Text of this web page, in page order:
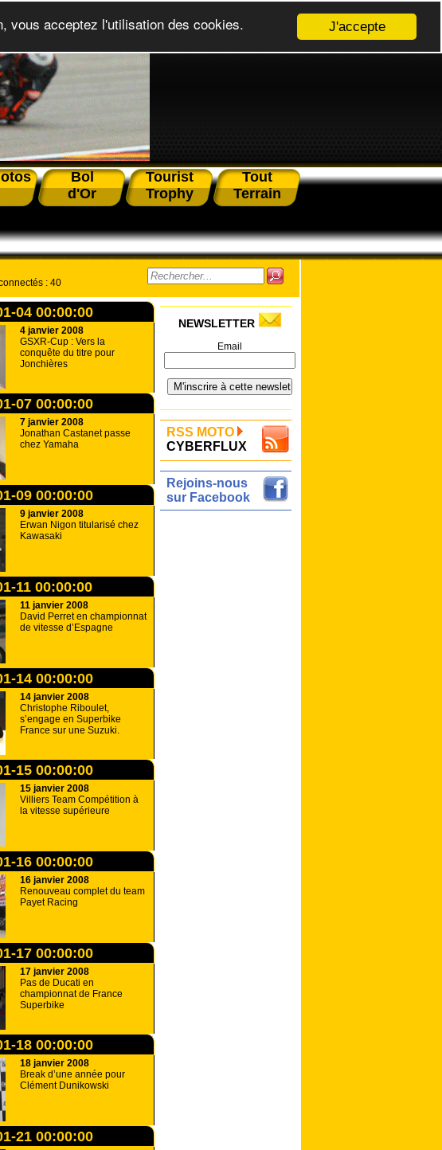
Bol
d'Or
Tourist
Trophy
Tout
Terrain
: 40
04 00:00:00
4 janvier 2008
GSXR-Cup : Vers la
conquête du titre pour
Jonchières
07 00:00:00
7 janvier 2008
Jonathan Castanet passe
chez Yamaha
09 00:00:00
9 janvier 2008
Erwan Nigon titularisé chez
Kawasaki
11 00:00:00
11 janvier 2008
David Perret en championnat
de vitesse d’Espagne
14 00:00:00
14 janvier 2008
Christophe Riboulet,
s’engage en Superbike
France sur une Suzuki.
15 00:00:00
15 janvier 2008
Villiers Team Compétition à
la vitesse supérieure
16 00:00:00
16 janvier 2008
Renouveau complet du team
Payet Racing
17 00:00:00
17 janvier 2008
Pas de Ducati en
championnat de France
Superbike
18 00:00:00
18 janvier 2008
Break d’une année pour
Clément Dunikowski
21 00:00:00
NEWSLETTER
Email
RSS MOTO
CYBERFLUX
Rejoins-nous
sur Facebook
J'accepte
vous acceptez l'utilisation des cookies.